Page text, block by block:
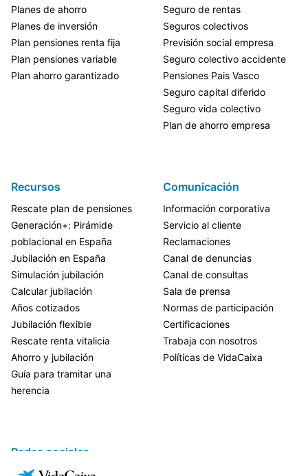
Planes de ahorro
Planes de inversión
Plan pensiones renta fija
Plan pensiones variable
Plan ahorro garantizado
Seguro de rentas
Seguros colectivos
Previsión social empresa
Seguro colectivo accidente
Pensiones Pais Vasco
Seguro capital diferido
Seguro vida colectivo
Plan de ahorro empresa
Recursos
Rescate plan de pensiones
Generación+: Pirámide
poblacional en España
Jubilación en España
Simulación jubilación
Calcular jubilación
Años cotizados
Jubilación flexible
Rescate renta vitalicia
Ahorro y jubilación
Guía para tramitar una
herencia
Comunicación
Información corporativa
Servicio al cliente
Reclamaciones
Canal de denuncias
Canal de consultas
Sala de prensa
Normas de participación
Certificaciones
Trabaja con nosotros
Políticas de VidaCaixa
Redes sociales